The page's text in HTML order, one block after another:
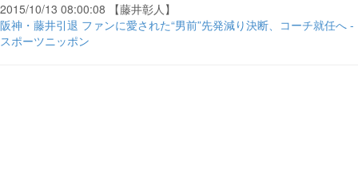
2015/10/13 08:00:08 【藤井彰人】
阪神・藤井引退 ファンに愛された“男前”先発減り決断、コーチ就任へ -
スポーツニッポン